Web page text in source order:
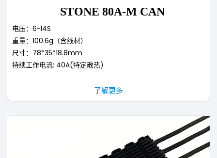
STONE 80A-M CAN
电压：6~14S
重量：100.6g（含线材）
尺寸：78*35*18.8mm
持续工作电流: 40A(特定散热)
了解更多